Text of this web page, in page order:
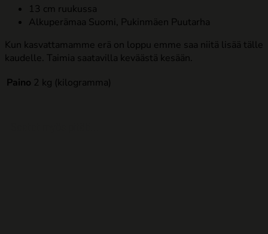
13 cm ruukussa
Alkuperämaa Suomi, Pukinmäen Puutarha
Kun kasvattamamme erä on loppu emme saa niitä lisää tälle
kaudelle. Taimia saatavilla keväästä kesään.
Paino 2 kg (kilogramma)